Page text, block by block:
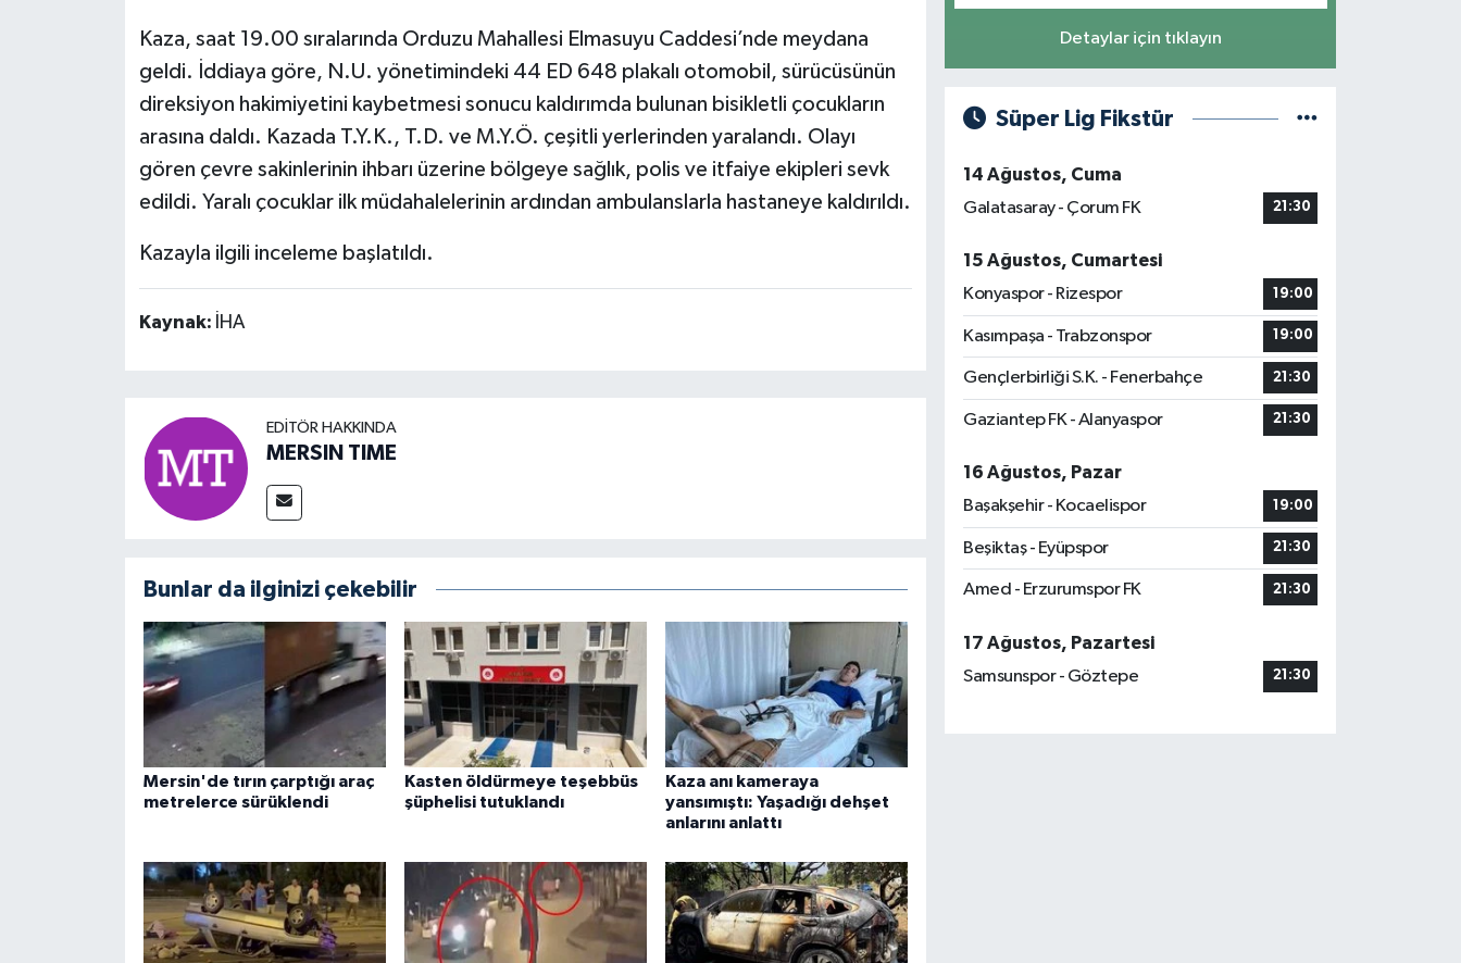
Kaza, saat 19.00 sıralarında Orduzu Mahallesi Elmasuyu Caddesi’nde meydana
geldi. İddiaya göre, N.U. yönetimindeki 44 ED 648 plakalı otomobil, sürücüsünün
direksiyon hakimiyetini kaybetmesi sonucu kaldırımda bulunan bisikletli çocukların
arasına daldı. Kazada T.Y.K., T.D. ve M.Y.Ö. çeşitli yerlerinden yaralandı. Olayı
gören çevre sakinlerinin ihbarı üzerine bölgeye sağlık, polis ve itfaiye ekipleri sevk
edildi. Yaralı çocuklar ilk müdahalelerinin ardından ambulanslarla hastaneye kaldırıldı.
Kazayla ilgili inceleme başlatıldı.
Kaynak: İHA
EDITÖR HAKKINDA
MERSIN TIME
Bunlar da ilginizi çekebilir
Mersin'de tırın çarptığı araç
metrelerce sürüklendi
Kasten öldürmeye teşebbüs
şüphelisi tutuklandı
Kaza anı kameraya
yansımıştı: Yaşadığı dehşet
anlarını anlattı
Detaylar için tıklayın
Süper Lig Fikstür
14 Ağustos, Cuma
Galatasaray - Çorum FK
21:30
15 Ağustos, Cumartesi
Konyaspor - Rizespor
19:00
Kasımpaşa - Trabzonspor 19:00
Gençlerbirliği S.K. - Fenerbahçe 21:30
Gaziantep FK - Alanyaspor 21:30
16 Ağustos, Pazar
Başakşehir - Kocaelispor
19:00
Beşiktaş - Eyüpspor 21:30
Amed - Erzurumspor FK 21:30
17 Ağustos, Pazartesi
Samsunspor - Göztepe
21:30